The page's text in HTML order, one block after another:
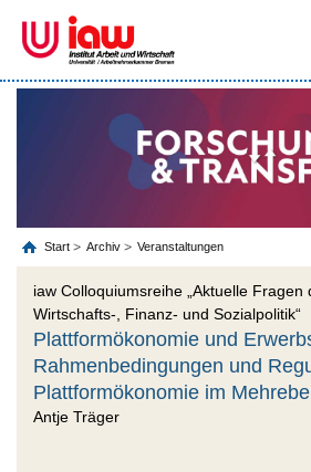
Start Archiv Veranstaltungen
iaw Colloquiumsreihe „Aktuelle Fragen
Wirtschafts-, Finanz- und Sozialpolitik“
Plattformökonomie und
Rahmenbedingungen und
Plattformökonomie im
Antje Träger